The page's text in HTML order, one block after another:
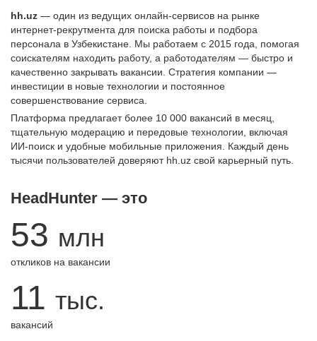
hh.uz — один из ведущих онлайн-сервисов на рынке
интернет-рекрутмента для поиска работы и подбора
персонала в Узбекистане. Мы работаем с 2015 года, помогая
соискателям находить работу, а работодателям — быстро и
качественно закрывать вакансии. Стратегия компании —
инвестиции в новые технологии и постоянное
совершенствование сервиса.
Платформа предлагает более 10 000 вакансий в месяц,
тщательную модерацию и передовые технологии, включая
ИИ-поиск и удобные мобильные приложения. Каждый день
тысячи пользователей доверяют hh.uz свой карьерный путь.
HeadHunter — это
53 млн
откликов на вакансии
11 тыс.
вакансий